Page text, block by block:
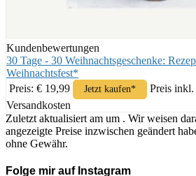
Kundenbewertungen
30 Tage - 30 Weihnachtsgeschenke:
Weihnachtsfest*
Preis: € 19,99
Jetzt kaufen*
Preis
Versandkosten
Zuletzt aktualisiert am um . Wir weisen
angezeigte Preise inzwischen geändert
ohne Gewähr.
Folge mir auf Instagram